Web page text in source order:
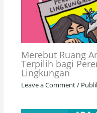
Merebut Ruang
Terpilih bagi
Lingkungan
Leave a Comment/